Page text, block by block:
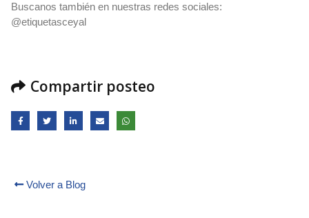
Buscanos también en nuestras redes sociales:
@etiquetasceyal
Compartir posteo
Volver a Blog